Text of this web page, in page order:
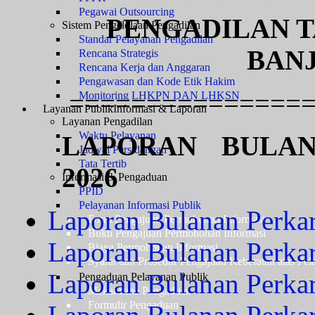
Pegawai Outsourcing
Sistem Pengelolaan Pengadilan
Standar Pelayanan Pengadilan
Rencana Strategis
Rencana Kerja dan Anggaran
Pengawasan dan Kode Etik Hakim
Monitoring LHKPN DAN LHKSN
Layanan PublikInformasi & Laporan
Layanan Pengadilan
Waktu Pelayanan
Jadwal Persidangan
Tata Tertib
Informasi & Pengaduan
PPID
Pelayanan Informasi Publik
Form Pengajuan Permohonan Informasi
Bukti Pengajuan Permohonan Informasi
Biaya Permohonan Informasi
Syarat dan Prosedur Pengajuan Keberatan atas
Pengaduan Pelayanan Publik
Mekanisme Pengaduan
Formulir Pengaduan
PENGADILAN
LAPORAN
2026
Laporan Bulanan
Laporan Bulanan
Laporan Bulanan